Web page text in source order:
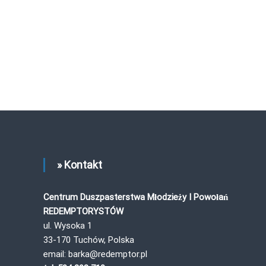
» Kontakt
Centrum Duszpasterstwa Młodzieży I Powołań
REDEMPTORYSTÓW
ul. Wysoka 1
33-170 Tuchów, Polska
email: barka@redemptor.pl